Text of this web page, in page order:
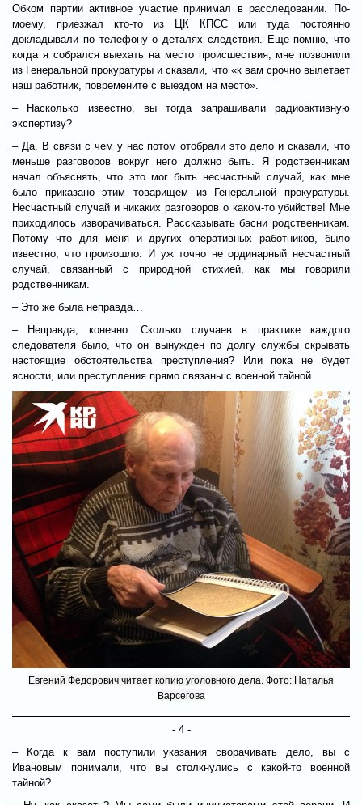
Обком партии активное участие принимал в расследовании. По-
моему, приезжал кто-то из ЦК КПСС или туда постоянно
докладывали по телефону о деталях следствия. Еще помню, что
когда я собрался выехать на место происшествия, мне позвонили
из Генеральной прокуратуры и сказали, что «к вам срочно вылетает
наш работник, повремените с выездом на место».
– Насколько известно, вы тогда запрашивали радиоактивную
экспертизу?
– Да. В связи с чем у нас потом отобрали это дело и сказали, что
меньше разговоров вокруг него должно быть. Я родственникам
начал объяснять, что это мог быть несчастный случай, как мне
было приказано этим товарищем из Генеральной прокуратуры.
Несчастный случай и никаких разговоров о каком-то убийстве! Мне
приходилось изворачиваться. Рассказывать басни родственникам.
Потому что для меня и других оперативных работников, было
известно, что произошло. И уж точно не ординарный несчастный
случай, связанный с природной стихией, как мы говорили
родственникам.
– Это же была неправда…
– Неправда, конечно. Сколько случаев в практике каждого
следователя было, что он вынужден по долгу службы скрывать
настоящие обстоятельства преступления? Или пока не будет
ясности, или преступления прямо связаны с военной тайной.
Евгений Федорович читает копию уголовного дела. Фото: Наталья
Варсегова
- 4 -
– Когда к вам поступили указания сворачивать дело, вы с
Ивановым понимали, что вы столкнулись с какой-то военной
тайной?